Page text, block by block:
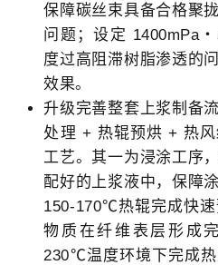
保障碳丝束具备合格聚
问题；设定 1400mPa
度过高阻滞树脂渗透的
效果。
升级完善整套上浆制备
处理 + 热辊预烘 + 热
工艺。其一为浸涂工序
配好的上浆液中，保障
150-170℃热辊完成快
物质在纤维表层形成
230℃温度环境下完成